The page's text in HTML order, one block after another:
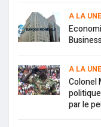
A LA UNE
A LA UNE
Colonel
par le